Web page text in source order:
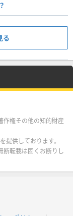
る
作権その他の知的財産
提供しております。
断転載は固くお断りし